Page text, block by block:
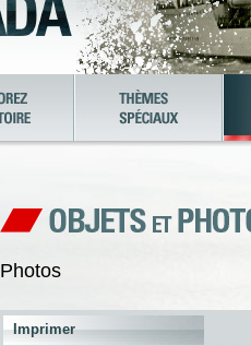
Photos
Imprimer